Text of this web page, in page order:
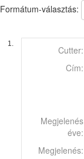
Formátum-választás:
1.
Cutter:
Cím:
Megjelenés
éve:
Megjelenés: